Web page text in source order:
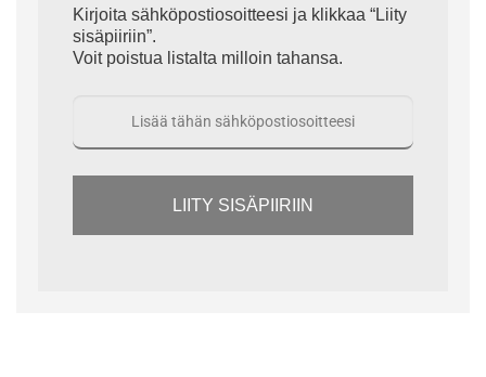
Kirjoita sähköpostiosoitteesi ja klikkaa “Liity
sisäpiiriin”.
Voit poistua listalta milloin tahansa.
LIITY SISÄPIIRIIN